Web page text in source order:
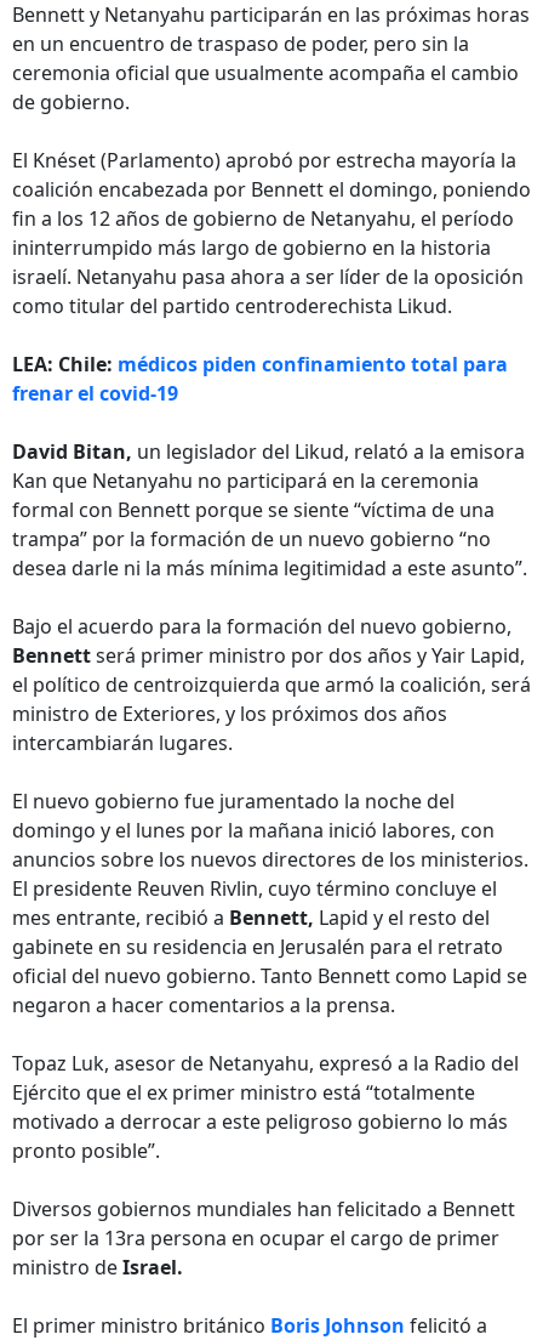
Bennett y Netanyahu participarán en las próximas horas
en un encuentro de traspaso de poder, pero sin la
ceremonia oficial que usualmente acompaña el cambio
de gobierno.
El Knéset (Parlamento) aprobó por estrecha mayoría la
coalición encabezada por Bennett el domingo, poniendo
fin a los 12 años de gobierno de Netanyahu, el período
ininterrumpido más largo de gobierno en la historia
israelí. Netanyahu pasa ahora a ser líder de la oposición
como titular del partido centroderechista Likud.
LEA: Chile: médicos piden confinamiento total para
frenar el covid-19
David Bitan, un legislador del Likud, relató a la emisora
Kan que Netanyahu no participará en la ceremonia
formal con Bennett porque se siente “víctima de una
trampa” por la formación de un nuevo gobierno “no
desea darle ni la más mínima legitimidad a este asunto”.
Bajo el acuerdo para la formación del nuevo gobierno,
Bennettserá primer ministro por dos años y Yair Lapid,
el político de centroizquierda que armó la coalición, será
ministro de Exteriores, y los próximos dos años
intercambiarán lugares.
El nuevo gobierno fue juramentado la noche del
domingo y el lunes por la mañana inició labores, con
anuncios sobre los nuevos directores de los ministerios.
El presidente Reuven Rivlin, cuyo término concluye el
mes entrante, recibió a Bennett, Lapid y el resto del
gabinete en su residencia en Jerusalén para el retrato
oficial del nuevo gobierno. Tanto Bennett como Lapid se
negaron a hacer comentarios a la prensa.
Topaz Luk, asesor de Netanyahu, expresó a la Radio del
Ejército que el ex primer ministro está “totalmente
motivado a derrocar a este peligroso gobierno lo más
pronto posible”.
Diversos gobiernos mundiales han felicitado a Bennett
por ser la 13ra persona en ocupar el cargo de primer
ministro deIsrael.
El primer ministro británico Boris Johnson felicitó a